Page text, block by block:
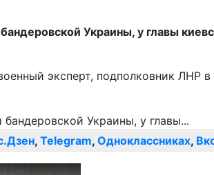
Украины, у главы
эксперт, подполковник ЛНР в
, Telegram, Одноклассниках,